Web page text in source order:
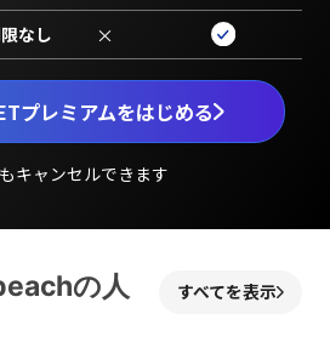
プレミアムをはじめる
キャンセルできます
なし ×
の人
すべてを表示